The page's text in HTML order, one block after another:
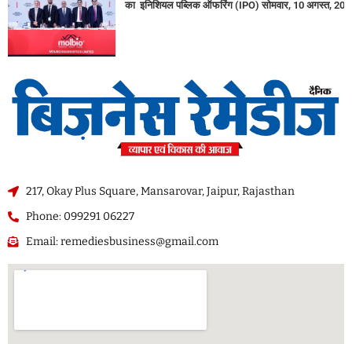
का इनिशियल पब्लिक ऑफरिंग (IPO) सोमवार, 10 अगस्त,
217, Okay Plus Square, Mansarovar, Jaipur, Rajasthan
Phone: 099291 06227
Email: remediesbusiness@gmail.com